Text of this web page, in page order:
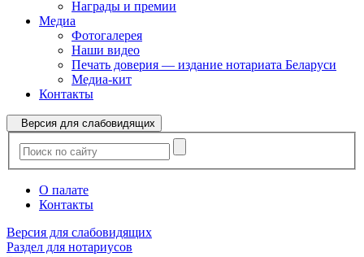
Награды и премии
Медиа
Фотогалерея
Наши видео
Печать доверия — издание нотариата Беларуси
Медиа-кит
Контакты
Версия для слабовидящих
О палате
Контакты
Версия для слабовидящих
Раздел для нотариусов